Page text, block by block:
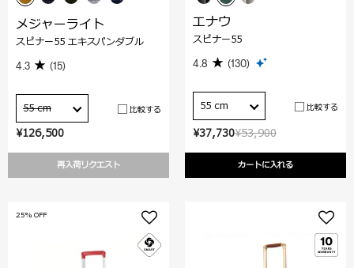
¥126,500
再入荷リクエスト
メジャーライト
スピナー55 エキスパンダブル
4.3 (15)
55 cm 比較する
¥53,900
¥37,730
カートに入れる
エナウ
スピナー55
4.8 (130)
55 cm 比較する
25% OFF